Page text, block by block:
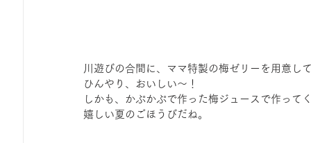
川遊びの合間に、ママ特製の梅ゼリーを用意し
ひんやり、おいしい～！
しかも、かぷかぷで作った梅ジュースで作って
嬉しい夏のごほうびだね。